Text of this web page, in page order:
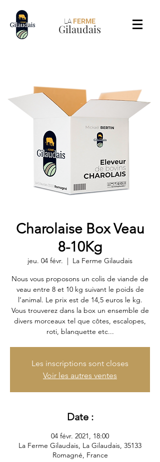
LA FERME
Gilaudais
Charolaise Box Veau
8-10Kg
jeu. 04 févr.
  |
La Ferme Gilaudais
Nous vous proposons un colis de viande de
veau entre 8 et 10 kg suivant le poids de
l’animal. Le prix est de 14,5 euros le kg.
Vous trouverez dans la box un ensemble de
divers morceaux tel que côtes, escalopes,
roti, blanquette etc...
Les inscriptions sont closes
Voir les autres ventes
Date :
04 févr. 2021, 18:00
La Ferme Gilaudais, La Gilaudais, 35133
Romagné, France